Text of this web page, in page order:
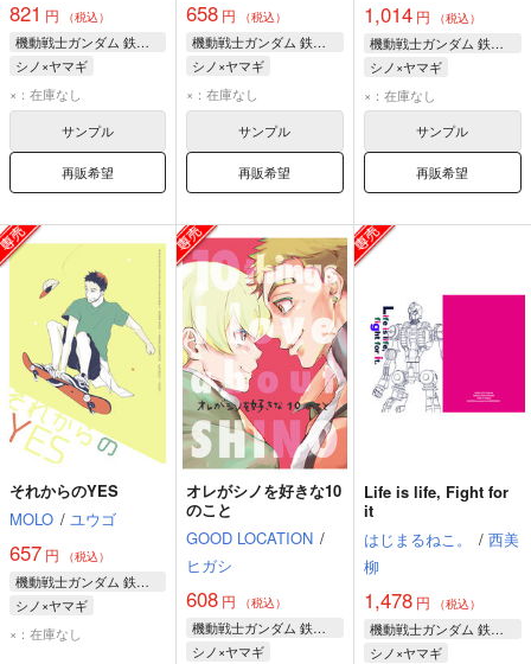
821 円 （税込）
機動戦士ガンダム 鉄血のオルフェンズ
シノ×ヤマギ
ノルバ・シノ
ヤマギ・ギルマトン
×：在庫なし
サンプル
再販希望
658 円 （税込）
機動戦士ガンダム 鉄血のオルフェンズ
シノ×ヤマギ
ノルバ・シノ
ヤマギ・ギルマトン
×：在庫なし
サンプル
再販希望
1,014円 （税込）
機動戦士ガンダム 鉄血のオルフェンズ
シノ×ヤマギ
ノルバ・シノ
ヤマギ・ギルマトン
×：在庫なし
サンプル
再販希望
それからのYES
MOLO / ユウゴ
657 円 （税込）
機動戦士ガンダム 鉄血のオルフェンズ
シノ×ヤマギ
ノルバ・シノ
×：在庫なし
オレがシノを好きな10
のこと
GOOD LOCATION /
ヒガシ
608 円 （税込）
機動戦士ガンダム 鉄血のオルフェンズ
シノ×ヤマギ
Life is life, Fight for
it
はじまるねこ。
/ 西美
柳
1,478円 （税込）
機動戦士ガンダム 鉄血のオルフェンズ
シノ×ヤマギ